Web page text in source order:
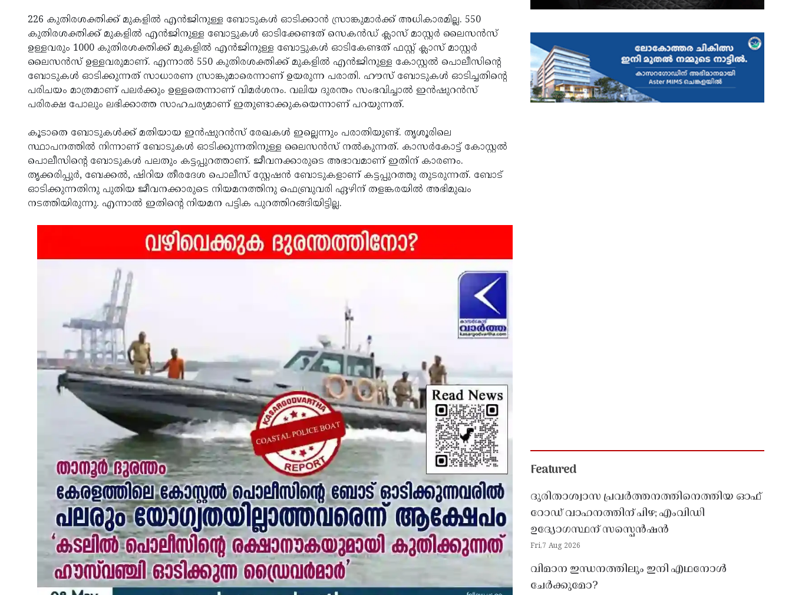
226 കുതിരശക്തിക്ക് മുകളിൽ എൻജിനുള്ള ബോടുകൾ ഓടിക്കാൻ സ്രാങ്കുമാർക്ക് അധികാരമില്ല. 550
കുതിരശക്തിക്ക് മുകളിൽ എൻജിനുള്ള ബോട്ടുകൾ ഓടിക്കേണ്ടത് സെകൻഡ് ക്ലാസ് മാസ്റ്റർ ലൈസൻസ്
ഉള്ളവരും 1000 കുതിരശക്തിക്ക് മുകളിൽ എൻജിനുള്ള ബോട്ടുകൾ ഓടികേണ്ടത് ഫസ്റ്റ് ക്ലാസ് മാസ്റ്റർ
ലൈസൻസ് ഉള്ളവരുമാണ്. എന്നാൽ 550 കുതിരശക്തിക്ക് മുകളിൽ എൻജിനുള്ള കോസ്റ്റൽ പൊലീസിന്റെ
ബോടുകൾ ഓടിക്കുന്നത് സാധാരണ സ്രാങ്കുമാരെന്നാണ് ഉയരുന്ന പരാതി. ഹൗസ് ബോടുകൾ ഓടിച്ചതിന്റെ
പരിചയം മാത്രമാണ് പലർക്കും ഉള്ളതെന്നാണ് വിമർശനം. വലിയ ദുരന്തം സംഭവിച്ചാൽ ഇൻഷുറൻസ്
പരിരക്ഷ പോലും ലഭിക്കാത്ത സാഹചര്യമാണ് ഇതുണ്ടാക്കുകയെന്നാണ് പറയുന്നത്.
കൂടാതെ ബോടുകൾക്ക് മതിയായ ഇൻഷുറൻസ് രേഖകൾ ഇല്ലെന്നും പരാതിയുണ്ട്. തൃശൂരിലെ
സ്ഥാപനത്തിൽ നിന്നാണ് ബോടുകൾ ഓടിക്കുന്നതിനുള്ള ലൈസൻസ് നൽകുന്നത്. കാസർകോട്ട് കോസ്റ്റൽ
പൊലീസിന്റെ ബോടുകൾ പലതും കട്ടപ്പുറത്താണ്. ജീവനക്കാരുടെ അഭാവമാണ് ഇതിന് കാരണം.
തൃക്കരിപ്പുർ, ബേക്കൽ, ഷിറിയ തീരദേശ പൊലീസ് സ്റ്റേഷൻ ബോടുകളാണ് കട്ടപ്പുറത്തു തുടരുന്നത്. ബോട്
ഓടിക്കുന്നതിനു പുതിയ ജീവനക്കാരുടെ നിയമനത്തിനു ഫെബ്രുവരി ഏഴിന് തളങ്കരയിൽ അഭിമുഖം
നടത്തിയിരുന്നു. എന്നാൽ ഇതിന്റെ നിയമന പട്ടിക പുറത്തിറങ്ങിയിട്ടില്ല.
Featured
ദുരിതാശ്വാസ പ്രവർത്തനത്തിനെത്തിയ ഓഫ്
റോഡ് വാഹനത്തിന് പിഴ; എംവിഡി
ഉദ്യോഗസ്ഥന് സസ്പെൻഷൻ
Fri,7 Aug 2026
വിമാന ഇന്ധനത്തിലും ഇനി എഥനോൾ
ചേർക്കുമോ?